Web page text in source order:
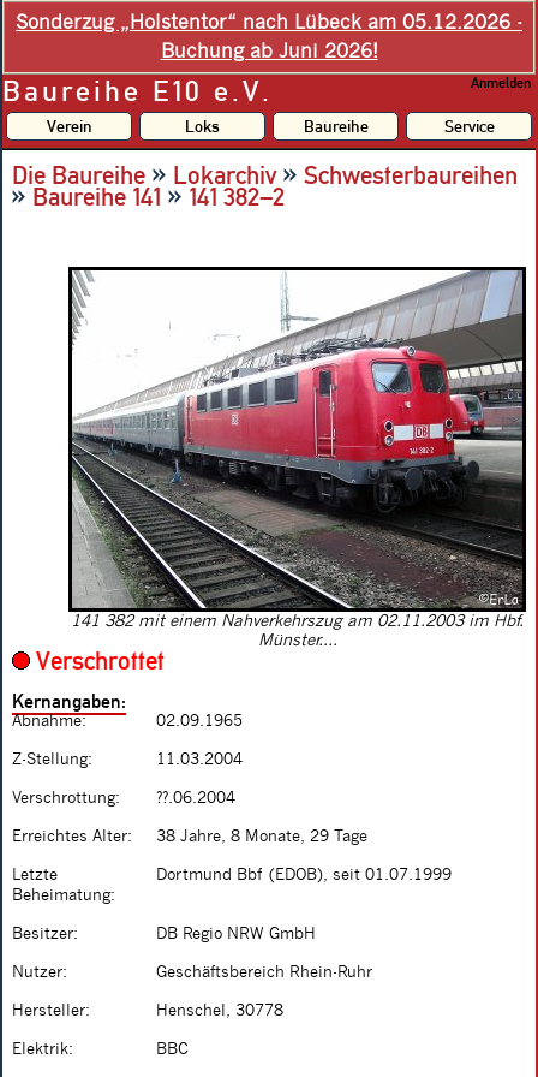
Sonderzug „Holstentor“ nach Lübeck am 05.12.2026 -
Buchung ab Juni 2026!
Baureihe E10 e.V. Anmelden
Verein Loks Baureihe Service
Die Baureihe » Lokarchiv» Schwesterbaureihen
»Baureihe 141 »141 382–2
141 382 mit einem Nahverkehrszug am 02.11.2003 im Hbf.
Münster....
Verschrottet
Kernangaben:
Abnahme: 02.09.1965
Z-Stellung: 11.03.2004
Verschrottung: ??.06.2004
Erreichtes Alter: 38 Jahre, 8 Monate, 29 Tage
Letzte
Beheimatung:
Dortmund Bbf (EDOB), seit 01.07.1999
Besitzer: DB Regio NRW GmbH
Nutzer: Geschäftsbereich Rhein-Ruhr
Hersteller: Henschel, 30778
Elektrik: BBC